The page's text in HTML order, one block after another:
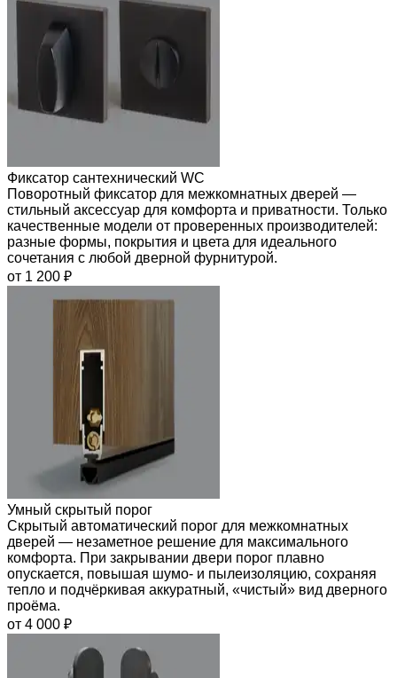
Фиксатор сантехнический WC
Поворотный фиксатор для межкомнатных дверей —
стильный аксессуар для комфорта и приватности. Только
качественные модели от проверенных производителей:
разные формы, покрытия и цвета для идеального
сочетания с любой дверной фурнитурой.
от 1 200 ₽
Умный скрытый порог
Скрытый автоматический порог для межкомнатных
дверей — незаметное решение для максимального
комфорта. При закрывании двери порог плавно
опускается, повышая шумо- и пылеизоляцию, сохраняя
тепло и подчёркивая аккуратный, «чистый» вид дверного
проёма.
от 4 000 ₽